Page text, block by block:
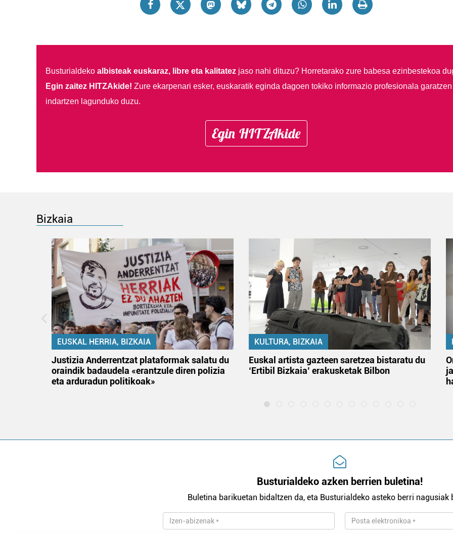
Busturialdeko albisteak euskaraz, libre eta kalitatezjaso nahi dituzu? Horretarako zure babesa ezinbestekoa
Egin zaitez HITZAkide! Zure ekarpenari esker, euskaratik eginda dagoen tokiko informazio profesionala
indartzen lagunduko duzu.
Egin HITZAkide
Bizkaia
EUSKAL HERRIA, BIZKAIA
Justizia Anderrentzat plataformak salatu du
oraindik badaudela «erantzule diren polizia
eta arduradun politikoak»
KULTURA, BIZKAIA
Euskal artista gazteen saretzea bistaratu du
‘Ertibil Bizkaia’ erakusketak Bilbon
Busturialdeko azken berrien buletina!
Buletina barikuetan bidaltzen da, eta Busturialdeko asteko berri nagusiak